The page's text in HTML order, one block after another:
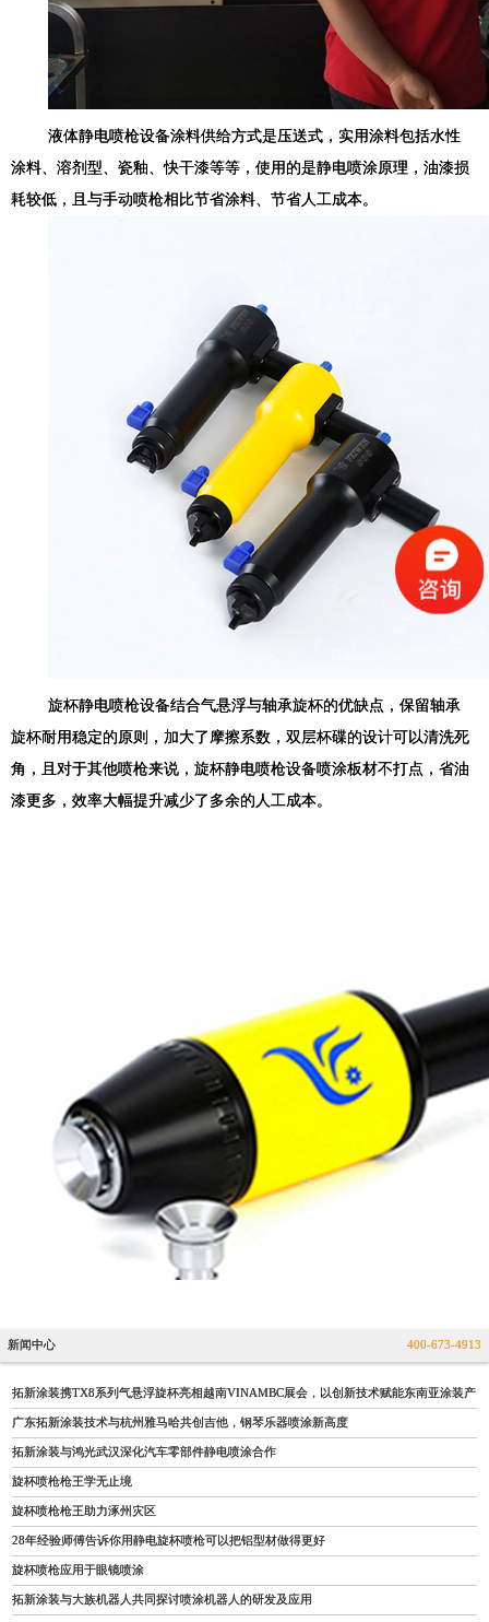
液体静电喷枪设备涂料供给方式是压送式，实用涂料包括水性
涂料、溶剂型、瓷釉、快干漆等等，使用的是静电喷涂原理，油漆损
耗较低，且与手动喷枪相比节省涂料、节省人工成本。
旋杯静电喷枪设备结合气悬浮与轴承旋杯的优缺点，保留轴承
旋杯耐用稳定的原则，加大了摩擦系数，双层杯碟的设计可以清洗死
角，且对于其他喷枪来说，旋杯静电喷枪设备喷涂板材不打点，省油
漆更多，效率大幅提升减少了多余的人工成本。
新闻中心 400-673-4913
拓新涂装携TX8系列气悬浮旋杯亮相越南VINAMBC展会，以创新技术赋能东南亚涂装产
广东拓新涂装技术与杭州雅马哈共创吉他，钢琴乐器喷涂新高度
拓新涂装与鸿光武汉深化汽车零部件静电喷涂合作
旋杯喷枪枪王学无止境
旋杯喷枪枪王助力涿州灾区
28年经验师傅告诉你用静电旋杯喷枪可以把铝型材做得更好
旋杯喷枪应用于眼镜喷涂
拓新涂装与大族机器人共同探讨喷涂机器人的研发及应用